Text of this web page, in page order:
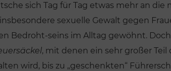
sich Tag für Tag etwas mehr an
sexuelle Gewalt gegen
Bedroht-seins im Alltag gewöhnt.
, mit denen ein sehr großer
wird, bis zu „geschenkten“